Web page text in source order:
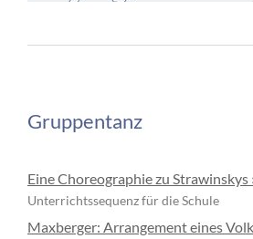
Gruppentanz
Eine Choreographie zu Strawinskys
Unterrichtssequenz für die Schule
Maxberger: Arrangement eines